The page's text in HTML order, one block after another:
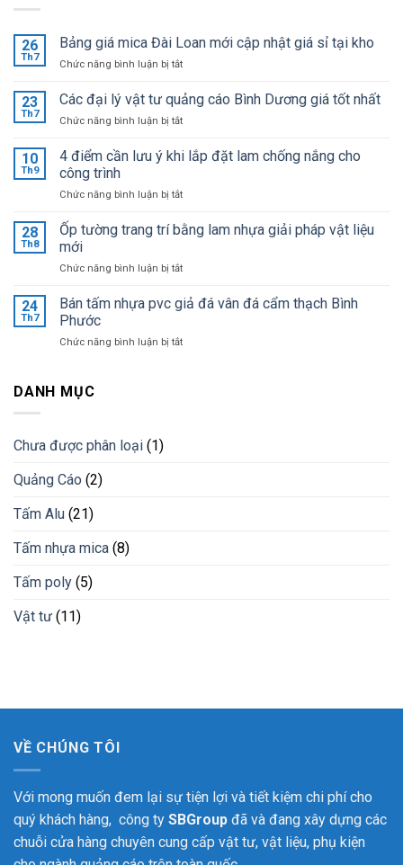
26
Th7
Bảng giá mica Đài Loan mới cập nhật giá sỉ tại kho
Chức năng bình luận bị tắtở
giá
mica
Đài
mới
giá
tại
23
Th7
Các đại lý vật tư quảng cáo Bình Dương giá tốt nhất
Chức năng bình luận bị tắtở
đại
tư
cáo
giá
nhất
10
Th9
4 điểm cần lưu ý khi lắp đặt lam chống nắng cho
công trình
Chức năng bình luận bị tắtở
điểm
cần
ý
lắp
chống
28
Th8
Ốp tường trang trí bằng lam nhựa giải pháp vật liệu
mới
Chức năng bình luận bị tắtở
tường
trang
bằng
24
Th7
Bán tấm nhựa pvc giả đá vân đá cẩm thạch Bình
Phước
Chức năng bình luận bị tắtở
DANH MỤC
Chưa được phân loại (1)
Quảng Cáo (2)
Tấm Alu (21)
Tấm nhựa mica (8)
Tấm poly (5)
Vật tư (11)
VỀ CHÚNG TÔI
Với mong muốn đem lại sự tiện lợi và tiết kiệm chi phí cho
quý khách hàng, công ty SBGroup đã và đang xây dựng các
chuỗi cửa hàng chuyên cung cấp vật tư, vật liệu, phụ kiện